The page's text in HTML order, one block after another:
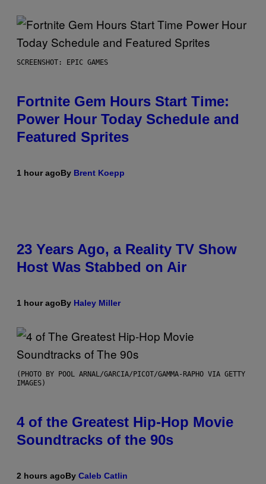
SCREENSHOT: EPIC GAMES
Fortnite Gem Hours Start Time:
Power Hour Today Schedule and
Featured Sprites
1 hour agoBy Brent Koepp
23 Years Ago, a Reality TV Show
Host Was Stabbed on Air
1 hour agoBy Haley Miller
(PHOTO BY POOL ARNAL/GARCIA/PICOT/GAMMA-RAPHO VIA GETTY
IMAGES)
4 of the Greatest Hip-Hop Movie
Soundtracks of the 90s
2 hours agoBy Caleb Catlin